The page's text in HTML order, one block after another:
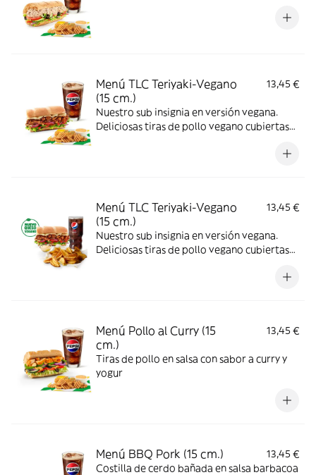
Menú TLC Teriyaki-Vegano
(15 cm.)
13,45 €
Nuestro sub insignia en versión vegana.
Deliciosas tiras de pollo vegano cubiertas
combinadas con los vegetales que más te
Menú TLC Teriyaki-Vegano
(15 cm.)
13,45 €
Nuestro sub insignia en versión vegana.
Deliciosas tiras de pollo vegano cubiertas
combinadas con los vegetales que más te
Menú Pollo al Curry (15
cm.)
13,45 €
Tiras de pollo en salsa con sabor a curry y
yogur
Menú BBQ Pork (15 cm.)
13,45 €
Costilla de cerdo bañada en salsa barbacoa